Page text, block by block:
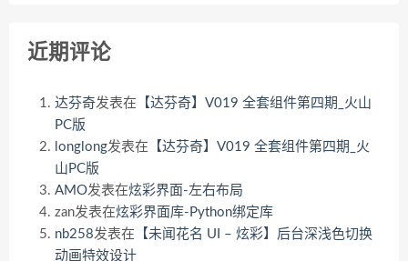
近期评论
达芬奇发表在 【达芬奇】V019 全套组件第四期_火山
PC版
longlong发表在 【达芬奇】V019 全套组件第四期_火
山PC版
AMO发表在炫彩界面-左右布局
zan发表在炫彩界面库-Python绑定库
nb258发表在 【未闻花名 UI – 炫彩】后台深浅色切换
动画特效设计